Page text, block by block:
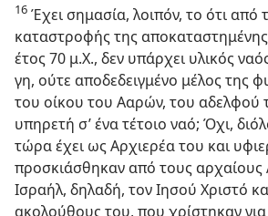
16 Έχει σημασία, λοιπόν, το ότι από
καταστροφής της
έτος 70 μ.Χ., δεν υπάρχει υλικός
γη, ούτε αποδεδειγμένο μέλος της
του οίκου του Ααρών, του
υπηρετή σ’ ένα τέτοιο ναό; Όχι,
τώρα έχει ως Αρχιερέα του και
προσκιάσθηκαν από τους αρχαίους
Ισραήλ, δηλαδή, τον Ιησού Χριστό
ακολούθους του, που χρίστηκαν